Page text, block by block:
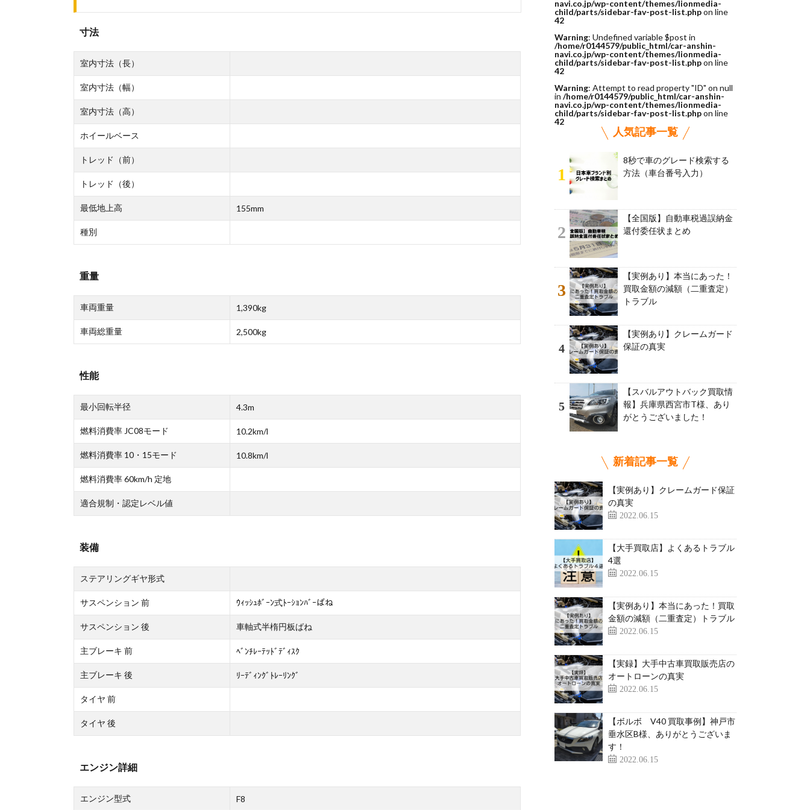
寸法
室内寸法（長）
室内寸法（幅）
室内寸法（高）
ホイールベース
トレッド（前）
トレッド（後）
最低地上高 155mm
種別
重量
車両重量 1,390kg
車両総重量 2,500kg
性能
最小回転半径 4.3m
燃料消費率 JC08モード 10.2km/l
燃料消費率 10・15モード 10.8km/l
燃料消費率 60km/h 定地
適合規制・認定レベル値
装備
ステアリングギヤ形式
サスペンション 前 ｳｨｯｼｭﾎﾞｰﾝ式ﾄｰｼｮﾝﾊﾞｰばね
サスペンション 後 車軸式半楕円板ばね
主ブレーキ 前 ﾍﾞﾝﾁﾚｰﾃｯﾄﾞﾃﾞｨｽｸ
主ブレーキ 後 ﾘｰﾃﾞｨﾝｸﾞﾄﾚｰﾘﾝｸﾞ
タイヤ 前
タイヤ 後
エンジン詳細
エンジン型式 F8
navi.co.jp/wp-content/themes/lionmedia-
child/parts/sidebar-fav-post-list.phpon line
42
Warning: Undefined variable $post in
/home/r0144579/public_html/car-anshin-
navi.co.jp/wp-content/themes/lionmedia-
child/parts/sidebar-fav-post-list.phpon line
42
Warning: Attempt to read property "ID" on null
in /home/r0144579/public_html/car-anshin-
navi.co.jp/wp-content/themes/lionmedia-
child/parts/sidebar-fav-post-list.phpon line
42
人気記事一覧
1
8秒で車のグレード検索する
方法（車台番号入力）
2
【全国版】自動車税過誤納金
還付委任状まとめ
3
【実例あり】本当にあった！
買取金額の減額（二重査定）
トラブル
4
【実例あり】クレームガード
保証の真実
5
【スバルアウトバック買取情
報】兵庫県西宮市T様、あり
がとうございました！
新着記事一覧
【実例あり】クレームガード保証
の真実
2022.06.15
【大手買取店】よくあるトラブル
4選
2022.06.15
【実例あり】本当にあった！買取
金額の減額（二重査定）トラブル
2022.06.15
【実録】大手中古車買取販売店の
オートローンの真実
2022.06.15
【ボルボ V40 買取事例】神戸市
垂水区B様、ありがとうございま
す！
2022.06.15